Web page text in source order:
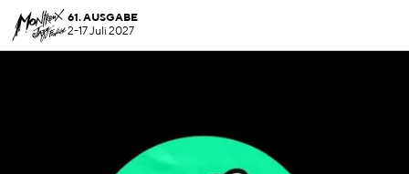
61. AUSGABE
2-17 Juli 2027